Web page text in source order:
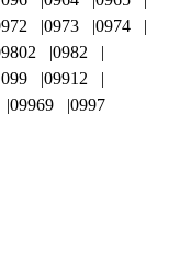
0973
0974
0982
099
09912
09969 0997